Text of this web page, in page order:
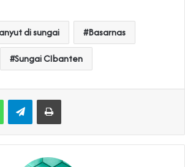
di sungai Basarnas
Sungai CIbanten
WhatsAppTelegramPrint